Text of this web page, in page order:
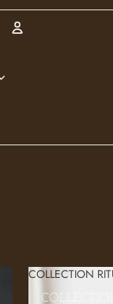
COLLECTION